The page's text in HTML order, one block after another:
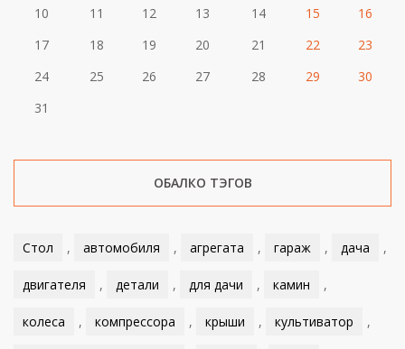
10
11 12 13 14 15
16
17
18 19 20 21 22
23
24
25 26 27 28 29
30
31
ОБАЛКО ТЭГОВ
Стол , автомобиля , агрегата , гараж , дача ,
двигателя , детали , для дачи , камин ,
колеса , компрессора , крыши , культиватор ,